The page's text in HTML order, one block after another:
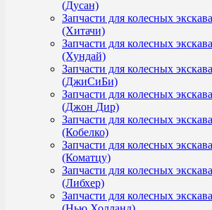
(Дусан)
Запчасти для колесных
(Хитачи)
Запчасти для колесных
(Хундай)
Запчасти для колесных
(ДжиСиБи)
Запчасти для колесных
(Джон Дир)
Запчасти для колесных
(Кобелко)
Запчасти для колесных
(Коматцу)
Запчасти для колесных
(Либхер)
Запчасти для колесных